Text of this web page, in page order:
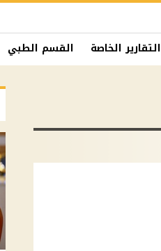
التقارير الخاصة القسم الطبي